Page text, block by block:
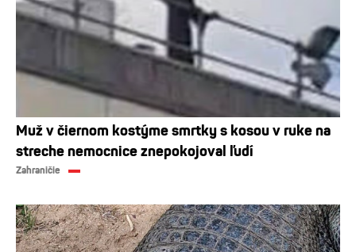
Muž v čiernom kostýme smrtky s kosou v ruke na
streche nemocnice znepokojoval ľudí
Zahraničie